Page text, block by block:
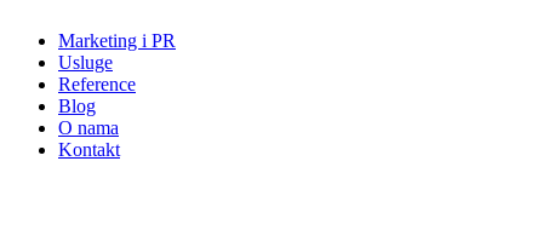
Marketing i PR
Usluge
Reference
Blog
O nama
Kontakt